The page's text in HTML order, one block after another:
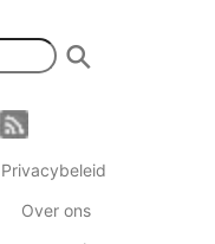
Privacybeleid
Over ons